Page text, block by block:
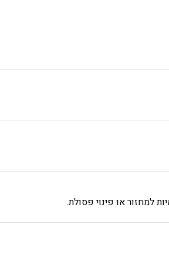
למחזור או פינוי פסולת.